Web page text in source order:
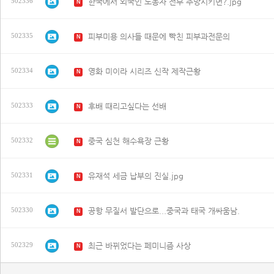
N
502335 N 피부미용 의사들 때문에 빡친 피부과전문의
502334 N 영화 미이라 시리즈 신작 제작근황
502333 N 후배 때리고싶다는 선배
502332 N 중국 심천 해수욕장 근황
502331 N 유재석 세금 납부의 진실.jpg
502330 N 공항 무질서 발단으로...중국과 태국 개싸움남.
502329 N 최근 바뀌었다는 페미니즘 사상